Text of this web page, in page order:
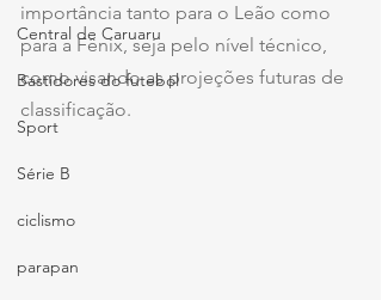
Central de Caruaru
Bastidores do futebol
Sport
Série B
ciclismo
parapan
importância tanto para o Leão como
para a Fênix, seja pelo nível técnico,
como visando as projeções futuras de
classificação.